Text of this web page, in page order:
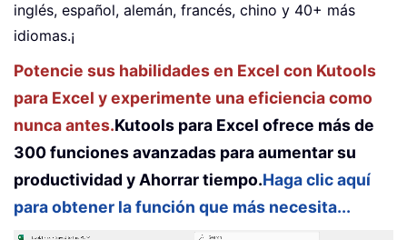
inglés, español, alemán, francés, chino y 40+ más
idiomas.¡
Potencie sus habilidades en Excel con Kutools
para Excel y experimente una eficiencia como
nunca antes.Kutools para Excel ofrece más de
300 funciones avanzadas para aumentar su
productividad y Ahorrar tiempo.Haga clic aquí
para obtener la función que más necesita...